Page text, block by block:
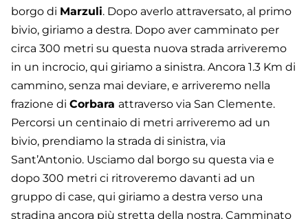
borgo di Marzuli. Dopo averlo attraversato, al primo
bivio, giriamo a destra. Dopo aver camminato per
circa 300 metri su questa nuova strada arriveremo
in un incrocio, qui giriamo a sinistra. Ancora 1.3 Km di
cammino, senza mai deviare, e arriveremo nella
frazione di Corbara attraverso via San Clemente.
Percorsi un centinaio di metri arriveremo ad un
bivio, prendiamo la strada di sinistra, via
Sant’Antonio. Usciamo dal borgo su questa via e
dopo 300 metri ci ritroveremo davanti ad un
gruppo di case, qui giriamo a destra verso una
stradina ancora più stretta della nostra. Camminato